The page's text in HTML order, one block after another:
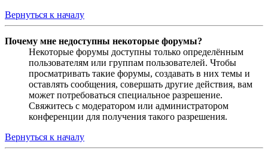
Вернуться к началу
Почему мне недоступны некоторые форумы?
Некоторые форумы доступны только определённым
пользователям или группам пользователей. Чтобы
просматривать такие форумы, создавать в них темы и
оставлять сообщения, совершать другие действия, вам
может потребоваться специальное разрешение.
Свяжитесь с модератором или администратором
конференции для получения такого разрешения.
Вернуться к началу